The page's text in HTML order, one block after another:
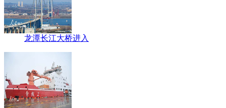
龙潭长江大桥进入